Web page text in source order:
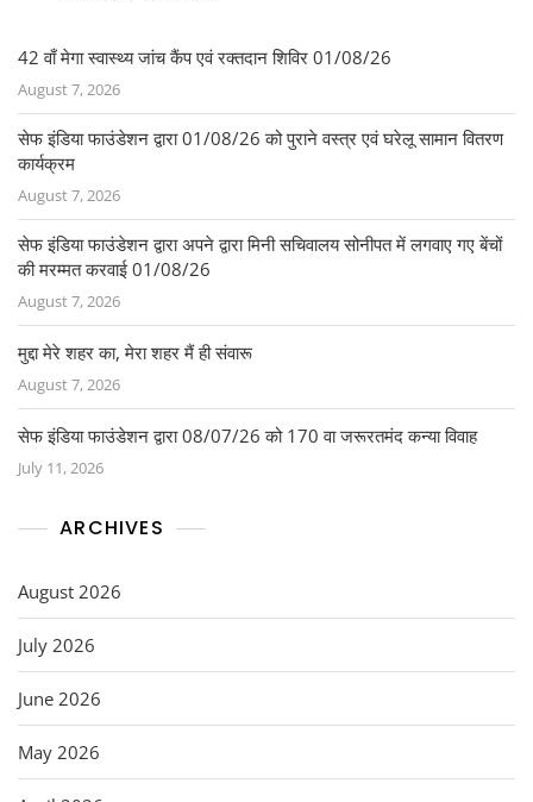
42 वाँ मेगा स्वास्थ्य जांच कैंप एवं रक्तदान शिविर 01/08/26
August 7, 2026
सेफ इंडिया फाउंडेशन द्वारा 01/08/26 को पुराने वस्त्र एवं घरेलू सामान वितरण
कार्यक्रम
August 7, 2026
सेफ इंडिया फाउंडेशन द्वारा अपने द्वारा मिनी सचिवालय सोनीपत में लगवाए गए बेंचों
की मरम्मत करवाई 01/08/26
August 7, 2026
मुद्दा मेरे शहर का, मेरा शहर मैं ही संवारू
August 7, 2026
सेफ इंडिया फाउंडेशन द्वारा 08/07/26 को 170 वा जरूरतमंद कन्या विवाह
July 11, 2026
ARCHIVES
August 2026
July 2026
June 2026
May 2026